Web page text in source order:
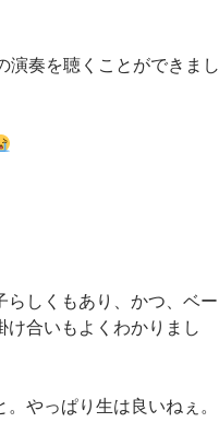
演奏を聴くことができまし
らしくもあり、かつ、ベー
け合いもよくわかりまし
やっぱり生は良いねぇ。